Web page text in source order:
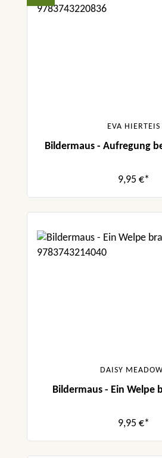
EVA HIERTEIS
Bildermaus - Aufregung
9,95 €*
DAISY
Bildermaus - Ein Welpe
9,95 €*